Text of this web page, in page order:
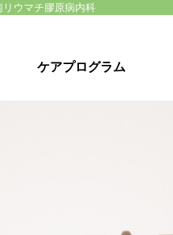
ウマチ膠原病内科
ケアプログラム